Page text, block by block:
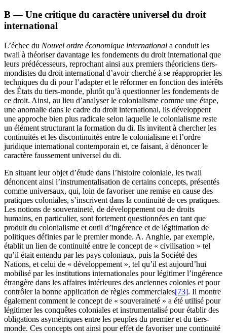
B — Une critique du caractère universel du droit
international
L’échec du Nouvel ordre économique international a conduit les
twail à théoriser davantage les fondements du droit international que
leurs prédécesseurs, reprochant ainsi aux premiers théoriciens tiers-
mondistes du droit international d’avoir cherché à se réapproprier les
techniques du di pour l’adapter et le réformer en fonction des intérêts
des États du tiers-monde, plutôt qu’à questionner les fondements de
ce droit. Ainsi, au lieu d’analyser le colonialisme comme une étape,
une anomalie dans le cadre du droit international, ils développent
une approche bien plus radicale selon laquelle le colonialisme reste
un élément structurant la formation du di. Ils invitent à chercher les
continuités et les discontinuités entre le colonialisme et l’ordre
juridique international contemporain et, ce faisant, à dénoncer le
caractère faussement universel du di.
En situant leur objet d’étude dans l’histoire coloniale, les twail
dénoncent ainsi l’instrumentalisation de certains concepts, présentés
comme universaux, qui, loin de favoriser une remise en cause des
pratiques coloniales, s’inscrivent dans la continuité de ces pratiques.
Les notions de souveraineté, de développement ou de droits
humains, en particulier, sont fortement questionnées en tant que
produit du colonialisme et outil d’ingérence et de légitimation de
politiques définies par le premier monde. A. Anghie, par exemple,
établit un lien de continuité entre le concept de « civilisation » tel
qu’il était entendu par les pays coloniaux, puis la Société des
Nations, et celui de « développement », tel qu’il est aujourd’hui
mobilisé par les institutions internationales pour légitimer l’ingérence
étrangère dans les affaires intérieures des anciennes colonies et pour
contrôler la bonne application de règles commerciales[73]. Il montre
également comment le concept de « souveraineté » a été utilisé pour
légitimer les conquêtes coloniales et instrumentalisé pour établir des
obligations asymétriques entre les peuples du premier et du tiers-
monde. Ces concepts ont ainsi pour effet de favoriser une continuité